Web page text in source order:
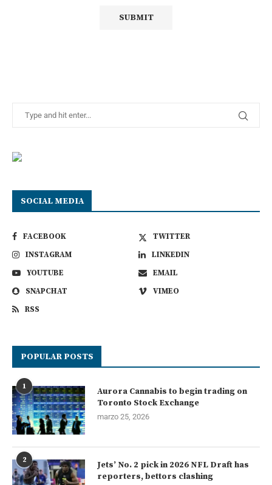
SOCIAL MEDIA
FACEBOOK
TWITTER
INSTAGRAM
LINKEDIN
YOUTUBE
EMAIL
SNAPCHAT
VIMEO
RSS
POPULAR POSTS
1
Aurora Cannabis to begin trading on
Toronto Stock Exchange
marzo 25, 2026
2
Jets’ No. 2 pick in 2026 NFL Draft has
reporters, bettors clashing